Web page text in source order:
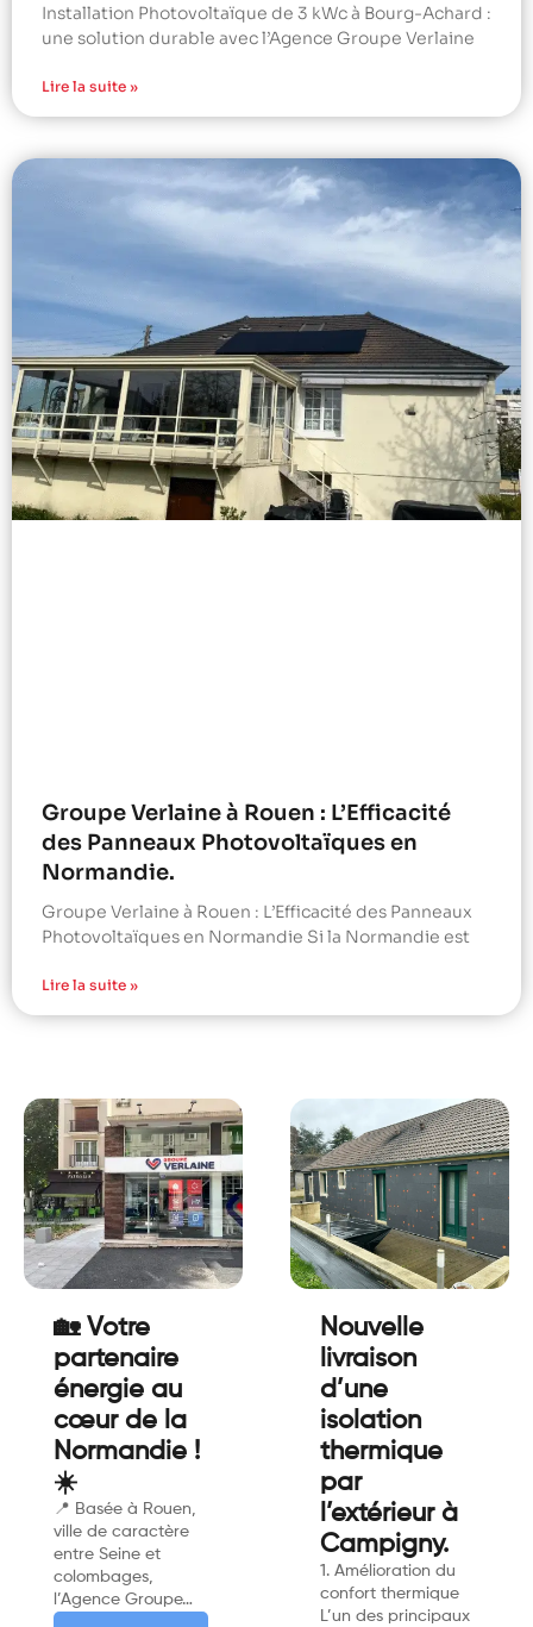
Installation Photovoltaïque de 3 kWc à Bourg-Achard :
une solution durable avec l’Agence Groupe Verlaine
Lire la suite »
Groupe Verlaine à Rouen : L’Efficacité
des Panneaux Photovoltaïques en
Normandie.
Groupe Verlaine à Rouen : L’Efficacité des Panneaux
Photovoltaïques en Normandie Si la Normandie est
Lire la suite »
🏡 Votre
partenaire
énergie au
cœur de la
Normandie !
☀️
📍 Basée à Rouen,
ville de caractère
entre Seine et
colombages,
l’Agence Groupe…
Nouvelle
livraison
d’une
isolation
thermique
par
l’extérieur à
Campigny.
1. Amélioration du
confort thermique
L’un des principaux